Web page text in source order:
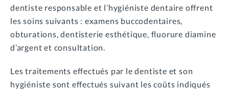
dentiste responsable et l’hygiéniste dentaire offrent
les soins suivants : examens buccodentaires,
obturations, dentisterie esthétique, fluorure diamine
d’argent et consultation.
Les traitements effectués par le dentiste et son
hygiéniste sont effectués suivant les coûts indiqués